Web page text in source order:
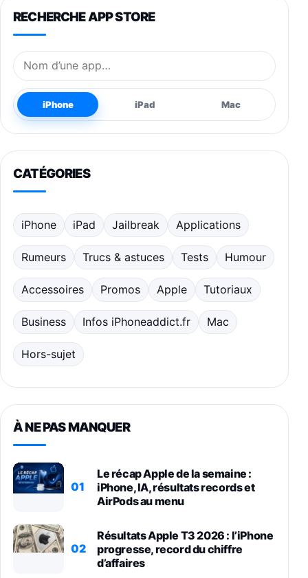
RECHERCHE APP STORE
Nom de l’application
iPhone iPad Mac
CATÉGORIES
iPhone iPad Jailbreak Applications
Rumeurs Trucs & astuces Tests Humour
Accessoires Promos Apple Tutoriaux
Business Infos iPhoneaddict.fr Mac
Hors-sujet
À NE PAS MANQUER
01
Le récap Apple de la semaine :
iPhone, IA, résultats records et
AirPods au menu
02
Résultats Apple T3 2026 : l’iPhone
progresse, record du chiffre
d’affaires